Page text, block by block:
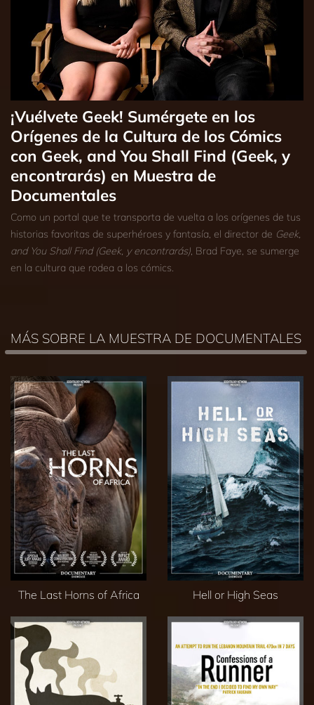
¡Vuélvete Geek! Sumérgete en los
Orígenes de la Cultura de los Cómics
con Geek, and You Shall Find (Geek, y
encontrarás) en Muestra de
Documentales
Como un portal que te transporta de vuelta a los orígenes de tus
historias favoritas de superhéroes y fantasía, el director de Geek,
and You Shall Find (Geek, y encontrarás), Brad Faye, se sumerge
en la cultura que rodea a los cómics.
MÁS SOBRE LA MUESTRA DE DOCUMENTALES
The Last Horns of Africa Hell or High Seas